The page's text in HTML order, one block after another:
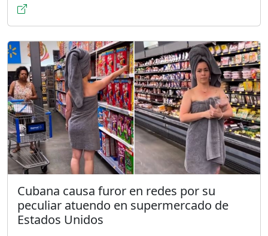
Cubana causa furor en redes por su
peculiar atuendo en supermercado de
Estados Unidos